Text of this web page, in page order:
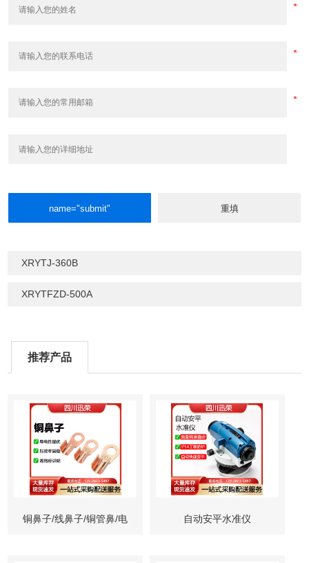
XRYTJ-360B
XRYTFZD-500A
推荐产品
铜鼻子/线鼻子/铜管鼻/电 自动安平水准仪